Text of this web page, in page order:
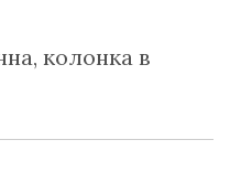
колонка в